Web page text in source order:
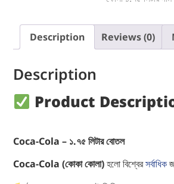
Description Reviews (0)
Description
Product
Coca-Cola – ১.৭৫ লিটার বোতল
Coca-Cola (কোকা কোলা)হলো বিশ্বেরসর্বাধিক